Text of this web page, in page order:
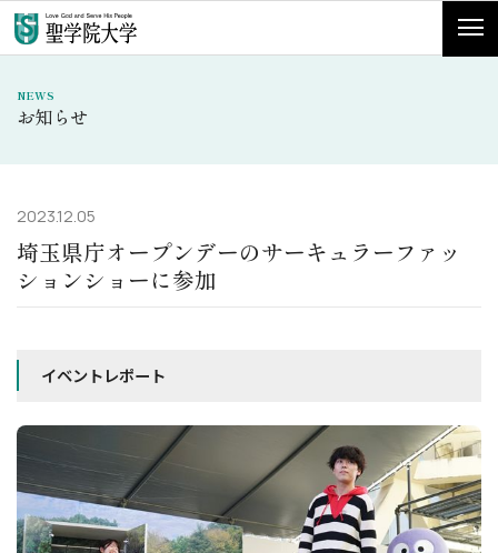
NEWS
お知らせ
2023.12.05
埼玉県庁オープンデーのサーキュラーファッ
ションショーに参加
イベントレポート